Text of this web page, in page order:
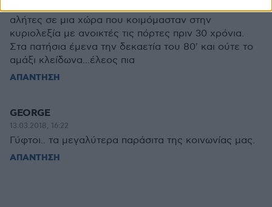
αλήτες σε μια χώρα που κοιμόμασταν στην
κυριολεξία με ανοικτές τις πόρτες πριν 30 χρόνια.
Στα πατήσια έμενα την δεκαετία του 80' και ούτε το
αμάξι κλείδωνα...έλεος πια
ΑΠΑΝΤΗΣΗ
GEORGE
13.03.2018, 16:22
Γύφτοι.. τα μεγαλύτερα παράσιτα της κοινωνίας μας.
ΑΠΑΝΤΗΣΗ